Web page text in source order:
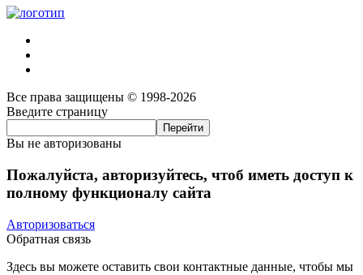
Все права защищены © 1998-2026
Введите страницу
Вы не авторизованы
Пожалуйста, авторизуйтесь, чтоб иметь доступ к
полному функционалу сайта
Авторизоваться
Обратная связь
Здесь вы можете оставить свои контактные данные, чтобы мы